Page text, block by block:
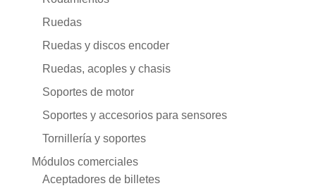
Ruedas
Ruedas y discos encoder
Ruedas, acoples y chasis
Soportes de motor
Soportes y accesorios para sensores
Tornillería y soportes
Módulos comerciales
Aceptadores de billetes